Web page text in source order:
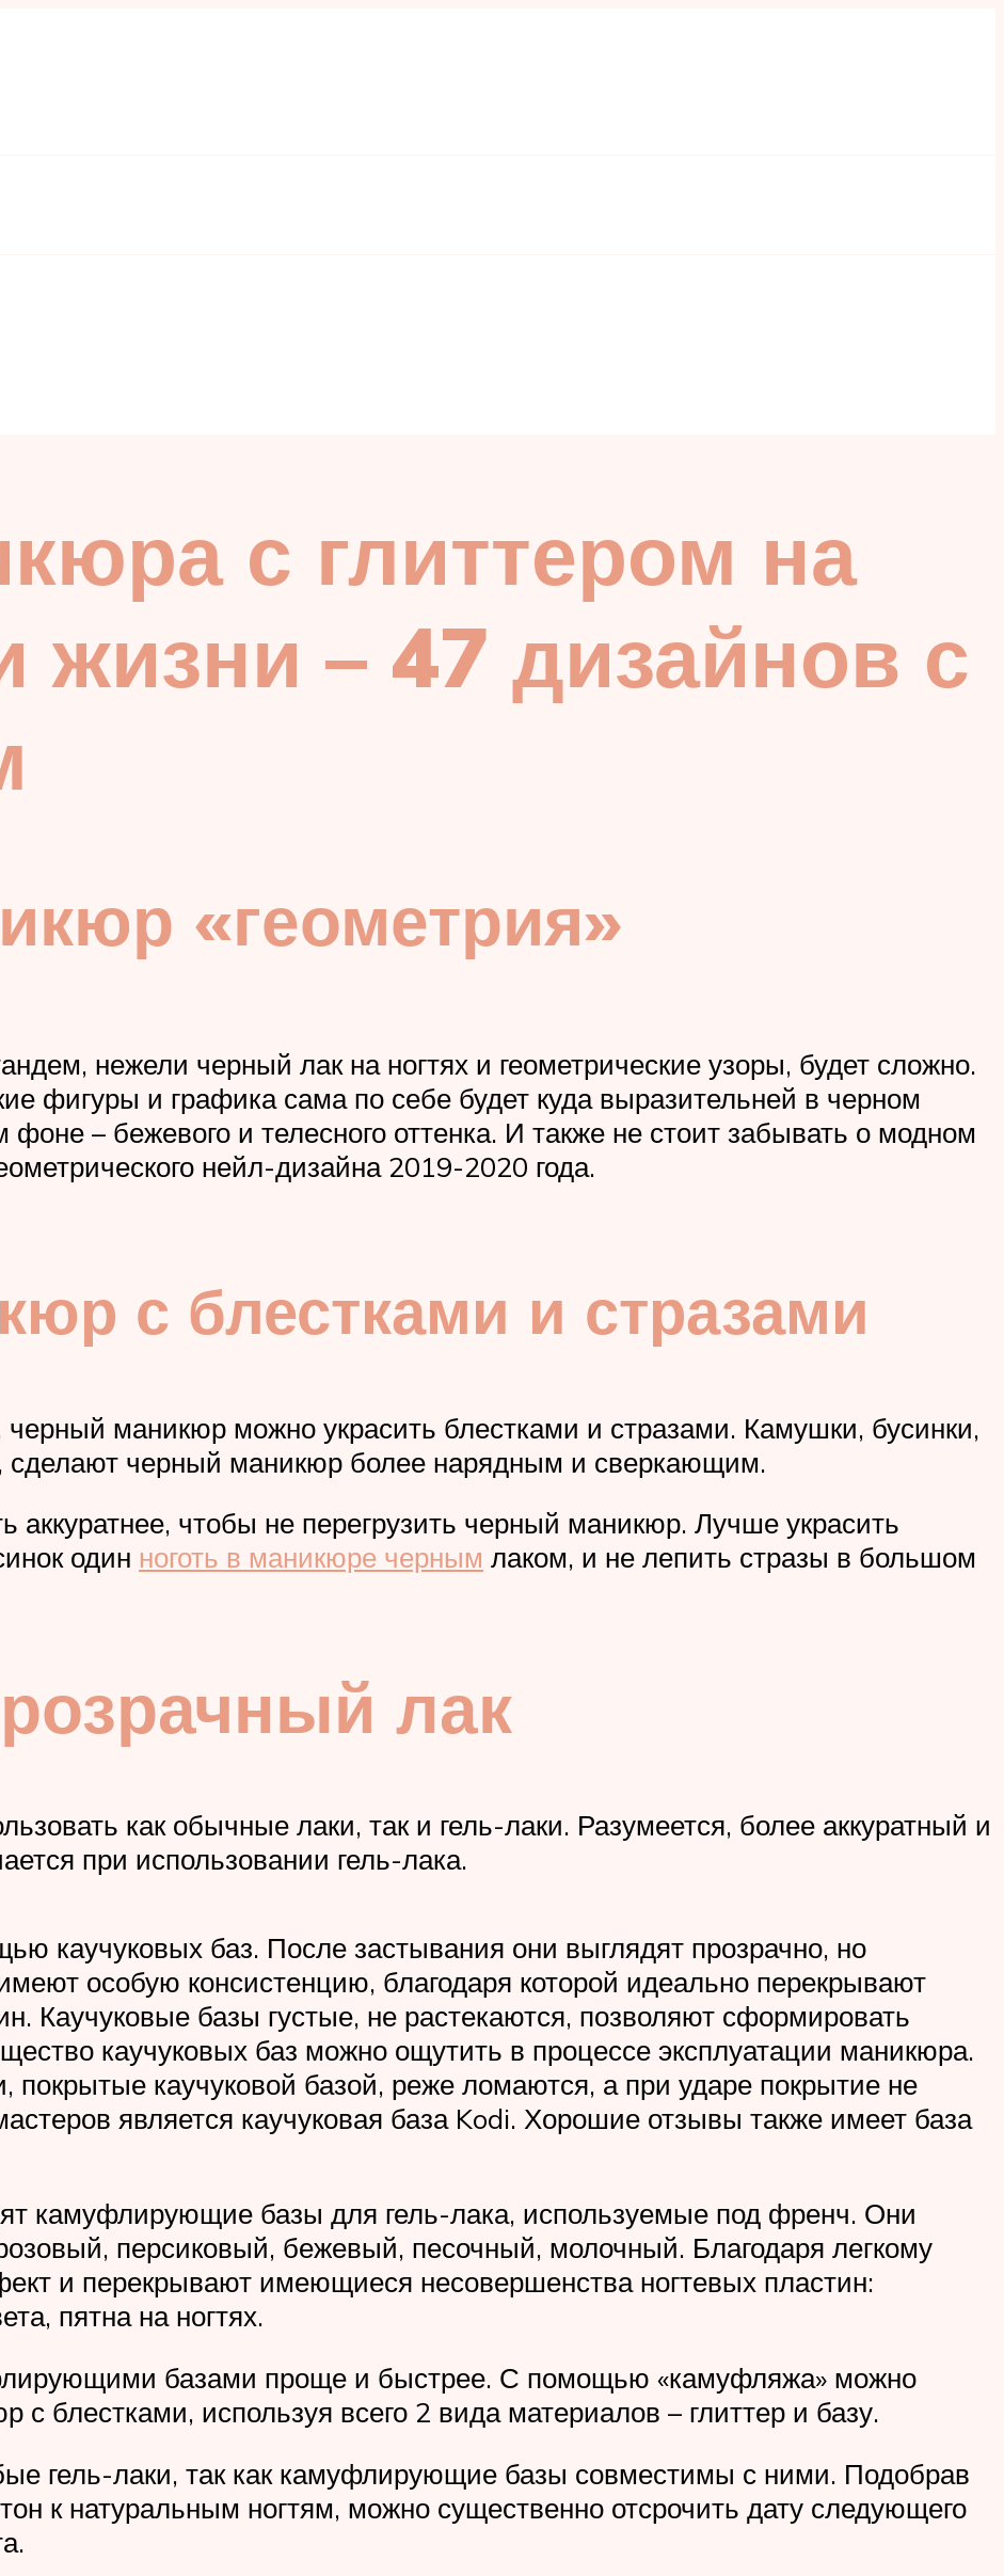
с глиттером на
жизни – 47 дизайнов с
«геометрия»
нежели черный лак на ногтях и геометрические узоры, будет сложно.
фигуры и графика сама по себе будет куда выразительней в черном
– бежевого и телесного оттенка. И также не стоит забывать о модном
нейл-дизайна 2019-2020 года.
с блестками и стразами
маникюр можно украсить блестками и стразами. Камушки, бусинки,
сделают черный маникюр более нарядным и сверкающим.
аккуратнее, чтобы не перегрузить черный маникюр. Лучше украсить
один ноготь в маникюре черным лаком, и не лепить стразы в большом
лак
как обычные лаки, так и гель-лаки. Разумеется, более аккуратный и
при использовании гель-лака.
каучуковых баз. После застывания они выглядят прозрачно, но
особую консистенцию, благодаря которой идеально перекрывают
Каучуковые базы густые, не растекаются, позволяют сформировать
каучуковых баз можно ощутить в процессе эксплуатации маникюра.
покрытые каучуковой базой, реже ломаются, а при ударе покрытие не
является каучуковая база Kodi. Хорошие отзывы также имеет база
камуфлирующие базы для гель-лака, используемые под френч. Они
персиковый, бежевый, песочный, молочный. Благодаря легкому
и перекрывают имеющиеся несовершенства ногтевых пластин:
пятна на ногтях.
базами проще и быстрее. С помощью «камуфляжа» можно
блестками, используя всего 2 вида материалов – глиттер и базу.
гель-лаки, так как камуфлирующие базы совместимы с ними. Подобрав
к натуральным ногтям, можно существенно отсрочить дату следующего